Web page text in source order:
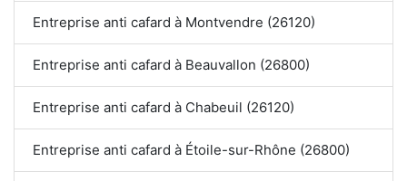
Entreprise anti cafard à Montvendre (26120)
Entreprise anti cafard à Beauvallon (26800)
Entreprise anti cafard à Chabeuil (26120)
Entreprise anti cafard à Étoile-sur-Rhône (26800)